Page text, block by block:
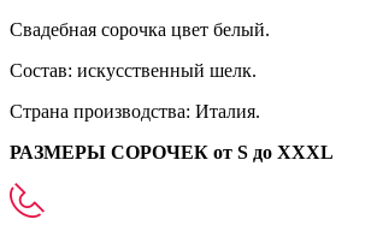
Свадебная сорочка цвет белый.
Состав: искусственный шелк.
Страна производства: Италия.
РАЗМЕРЫ СОРОЧЕК от S до XXXL